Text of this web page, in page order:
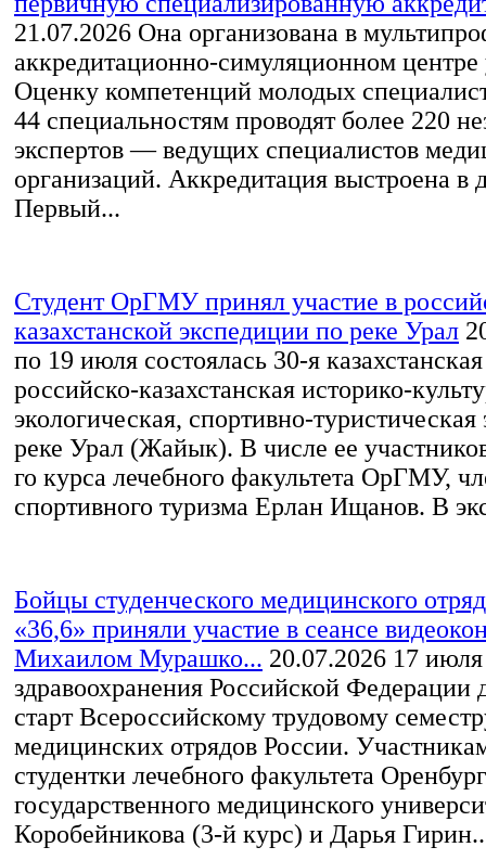
21.07.2026 Она организована в
аккредитационно-симуляционном центре
Оценку компетенций молодых
44 специальностям проводят более 220
экспертов — ведущих специалистов
организаций. Аккредитация выстроена в
Первый...
Студент ОрГМУ принял участие в
казахстанской экспедиции по реке Урал
по 19 июля состоялась 30-я
российско-казахстанская историко-
экологическая, спортивно-
реке Урал (Жайык). В числе ее
го курса лечебного факультета ОрГМУ,
спортивного туризма Ерлан Ищанов. В
Бойцы студенческого медицинского
«36,6» приняли участие в сеансе
Михаилом Мурашко... 20.07.2026 17
здравоохранения Российской Федерации
старт Всероссийскому трудовому
медицинских отрядов России.
студентки лечебного факультета
государственного медицинского
Коробейникова (3-й курс) и Дарья